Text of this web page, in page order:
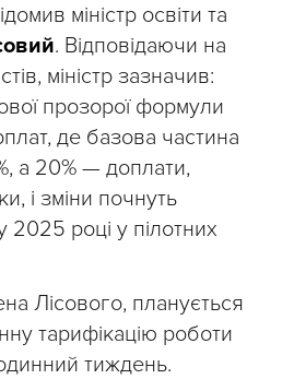
міністр освіти та
. Відповідаючи на
міністр зазначив:
прозорої формули
де базова частина
а 20% — доплати,
і зміни почнуть
році у пілотних
Лісового, планується
тарифікацію роботи
тиждень.